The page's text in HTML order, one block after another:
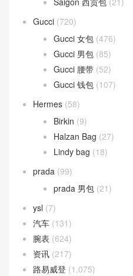
Gucci (720)
Gucci 女包 (476)
Gucci 男包 (85)
Gucci 腰带 (52)
Gucci 钱包 (107)
Hermes (58)
Birkin (9)
Halzan Bag (27)
Lindy bag (18)
prada (99)
prada 男包 (21)
ysl (7)
汽车 (131)
腕表 (624)
资讯 (217)
路易威登 (1,075)